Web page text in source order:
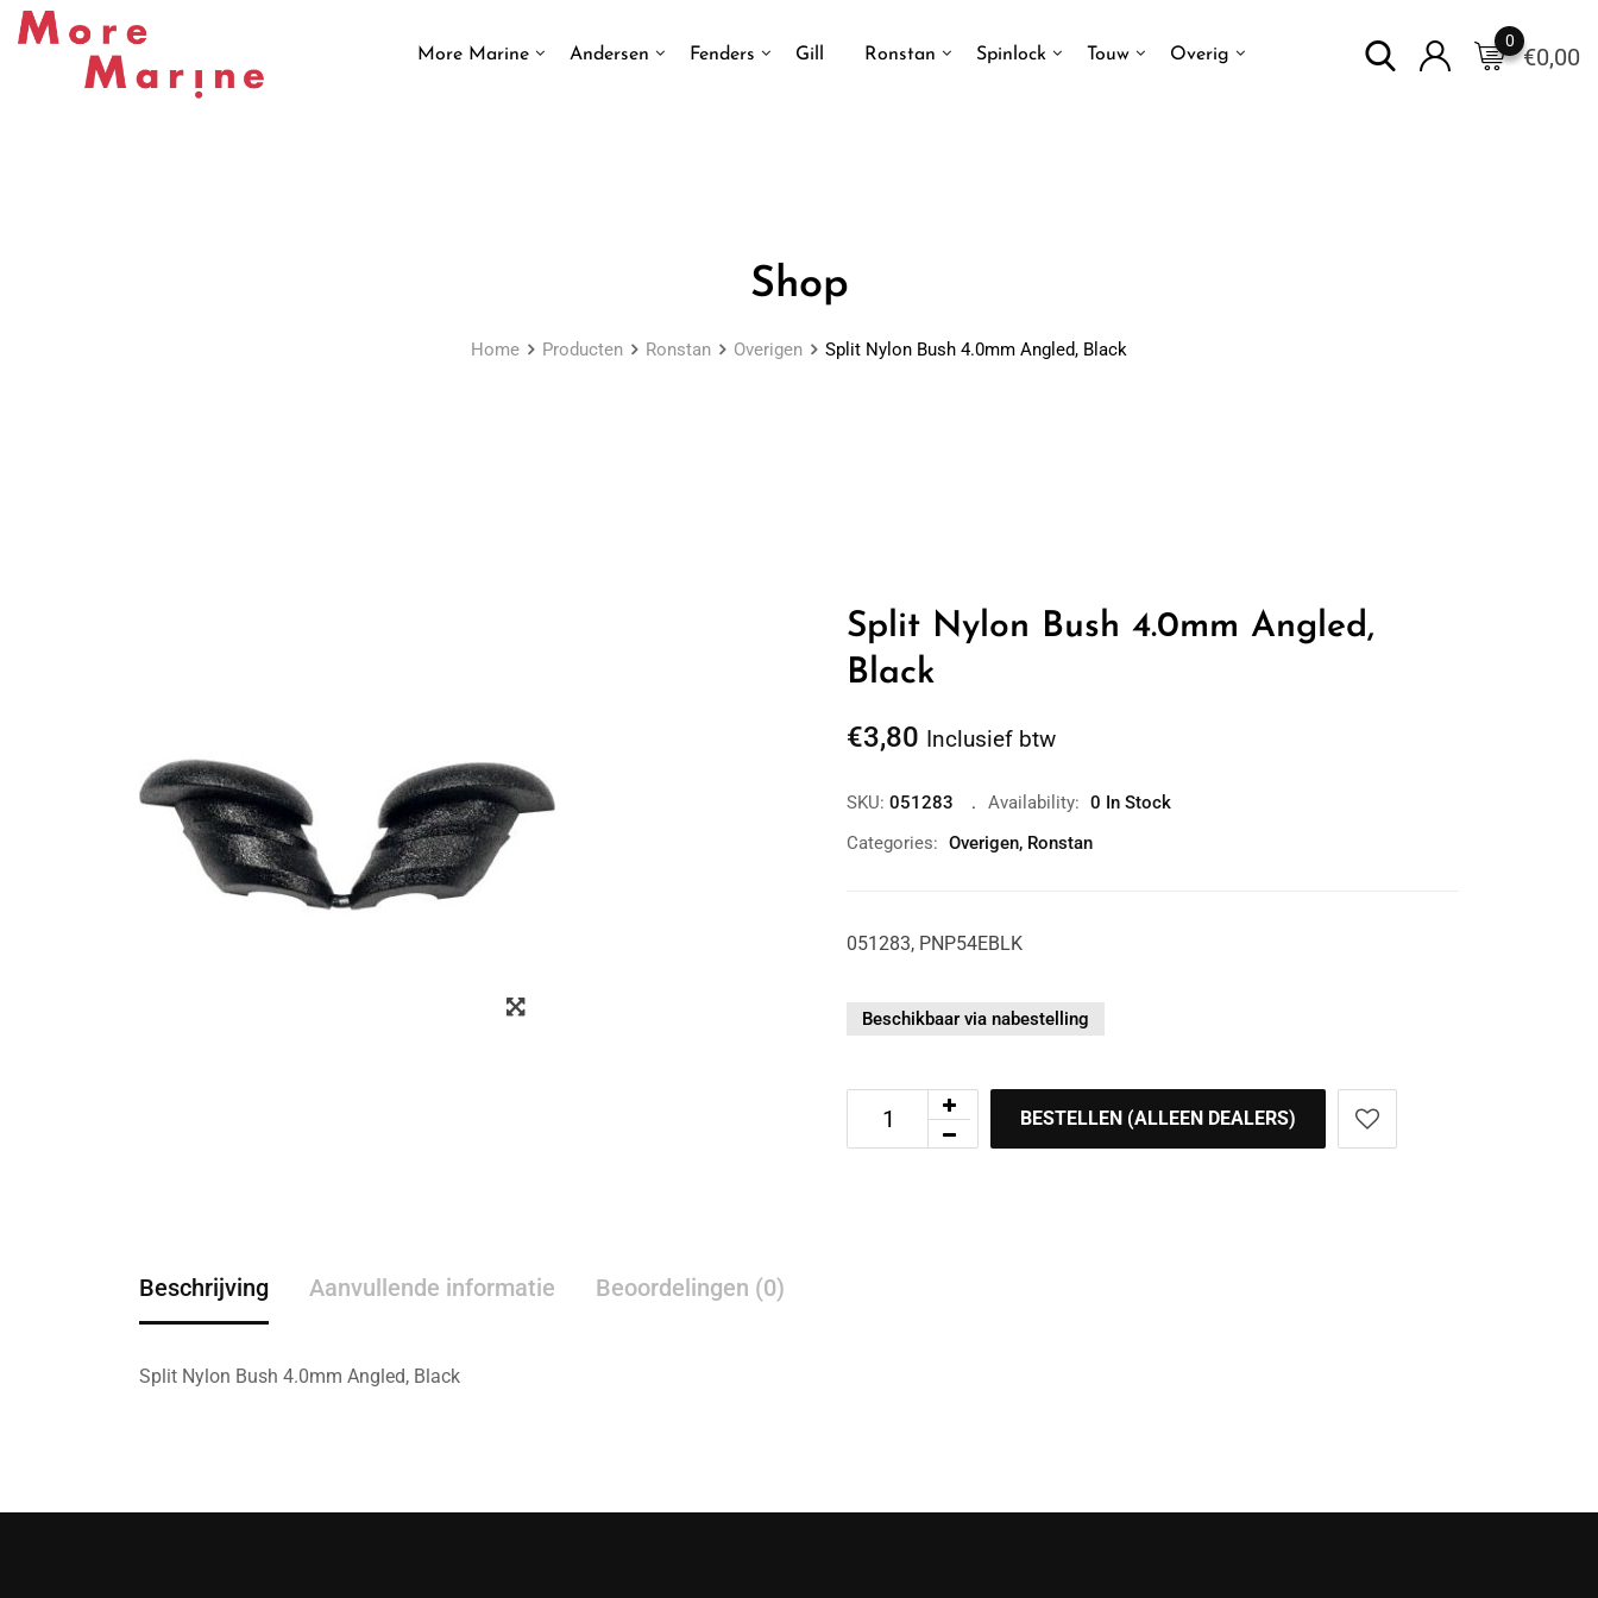
Skip
More Marine Andersen Fenders Gill Ronstan Spinlock Touw Overig €0,00
0
Shop
Home Producten Ronstan Overigen Split Nylon Bush 4.0mm Angled, Black
Zoom
Split Nylon Bush 4.0mm Angled,
Black
€3,80 Inclusief btw
SKU: 051283 Availability: 0 In Stock
Categories: Overigen, Ronstan
051283, PNP54EBLK
Beschikbaar via nabestelling
BESTELLEN (ALLEEN DEALERS)
Beschrijving Aanvullende informatie Beoordelingen (0)
Split Nylon Bush 4.0mm Angled, Black